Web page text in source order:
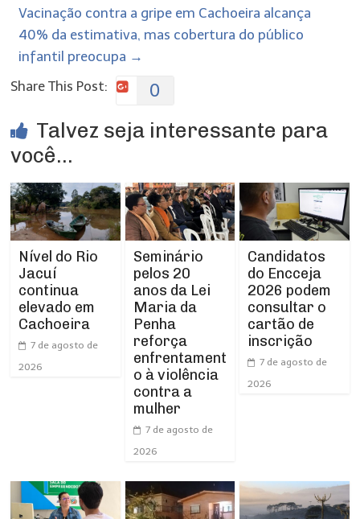
Vacinação contra a gripe em Cachoeira alcança
40% da estimativa, mas cobertura do público
infantil preocupa →
Share This Post:
0
Talvez seja interessante para
você...
Nível do Rio
Jacuí
continua
elevado em
Cachoeira
7 de agosto de
2026
Seminário
pelos 20
anos da Lei
Maria da
Penha
reforça
enfrentament
o à violência
contra a
mulher
7 de agosto de
2026
Candidatos
do Encceja
2026 podem
consultar o
cartão de
inscrição
7 de agosto de
2026